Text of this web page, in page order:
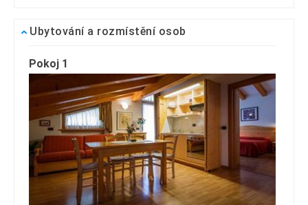
Ubytování a rozmístění osob
Pokoj 1